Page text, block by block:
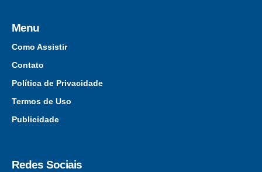
Menu
Como Assistir
Contato
Política de Privacidade
Termos de Uso
Publicidade
Redes Sociais